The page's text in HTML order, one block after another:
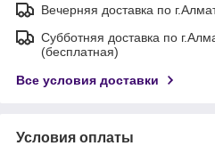
Вечерняя доставка по
Субботняя доставка по
(бесплатная)
Все условия доставки
Условия оплаты